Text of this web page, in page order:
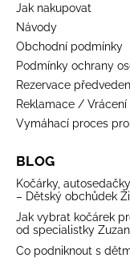
Jak nakupovat
Návody
Obchodní podmínky
Podmínky ochrany
Rezervace
Reklamace /
Vymáhací proces
BLOG
Kočárky,
– Dětský obchůdek
Jak vybrat kočárek
od specialistky
Co podniknout s